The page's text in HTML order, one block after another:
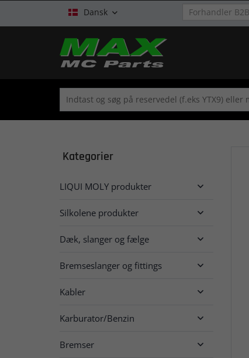
Dansk 
Kategorier
LIQUI MOLY produkter 
Silkolene produkter 
Dæk, slanger og fælge 
Bremseslanger og fittings 
Kabler 
Karburator/Benzin 
Bremser 